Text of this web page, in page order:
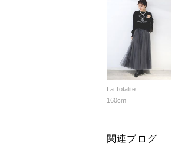
La Totalite
160cm
関連ブログ